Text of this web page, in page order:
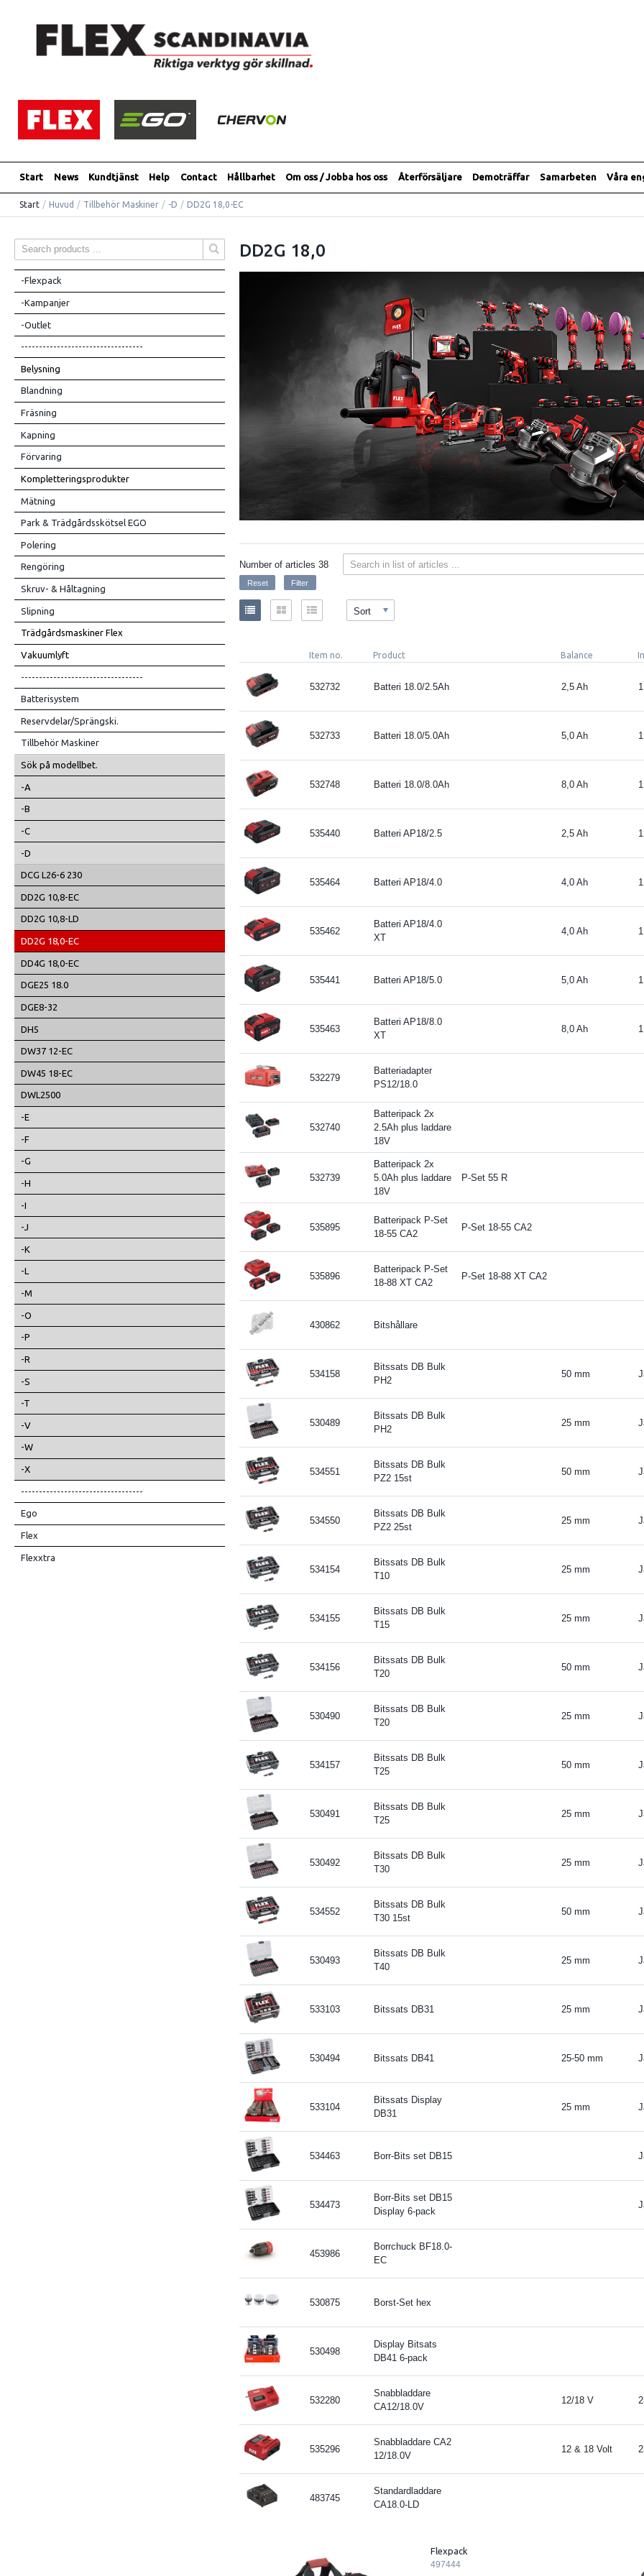
Start News Kundtjänst Help Contact Hållbarhet Om oss / Jobba hos oss Återförsäljare Demoträffar Samarbeten Våra
Start / Huvud / Tillbehör Maskiner / -D / DD2G 18,0-EC
-Flexpack
-Kampanjer
-Outlet
----------------------------------
Belysning
Blandning
Fräsning
Kapning
Förvaring
Kompletteringsprodukter
Mätning
Park & Trädgårdsskötsel EGO
Polering
Rengöring
Skruv- & Håltagning
Slipning
Trädgårdsmaskiner Flex
Vakuumlyft
----------------------------------
Batterisystem
Reservdelar/Sprängski.
Tillbehör Maskiner
Sök på modellbet.
-A
-B
-C
-D
DCG L26-6 230
DD2G 10,8-EC
DD2G 10,8-LD
DD2G 18,0-EC
DD4G 18,0-EC
DGE25 18.0
DGE8-32
DH5
DW37 12-EC
DW45 18-EC
DWL2500
-E
-F
-G
-H
-I
-J
-K
-L
-M
-O
-P
-R
-S
-T
-V
-W
-X
----------------------------------
Ego
Flex
Flexxtra
DD2G 18,0
Number of articles38
Sort
Item no. Product Balance
532732 Batteri 18.0/2.5Ah 2,5 Ah
532733 Batteri 18.0/5.0Ah 5,0 Ah
532748 Batteri 18.0/8.0Ah 8,0 Ah
535440 Batteri AP18/2.5 2,5 Ah
535464 Batteri AP18/4.0 4,0 Ah
535462
Batteri AP18/4.0
XT
4,0 Ah
535441 Batteri AP18/5.0 5,0 Ah
535463
Batteri AP18/8.0
XT
8,0 Ah
532279
Batteriadapter
PS12/18.0
532740
Batteripack 2x
2.5Ah plus laddare
18V
532739
Batteripack 2x
5.0Ah plus laddare
18V
P-Set 55 R
535895
Batteripack P-Set
18-55 CA2
P-Set 18-55 CA2
535896
Batteripack P-Set
18-88 XT CA2
P-Set 18-88 XT CA2
430862 Bitshållare
534158
Bitssats DB Bulk
PH2
50 mm
530489
Bitssats DB Bulk
PH2
25 mm
534551
Bitssats DB Bulk
PZ2 15st
50 mm
534550
Bitssats DB Bulk
PZ2 25st
25 mm
534154
Bitssats DB Bulk
T10
25 mm
534155
Bitssats DB Bulk
T15
25 mm
534156
Bitssats DB Bulk
T20
50 mm
530490
Bitssats DB Bulk
T20
25 mm
534157
Bitssats DB Bulk
T25
50 mm
530491
Bitssats DB Bulk
T25
25 mm
530492
Bitssats DB Bulk
T30
25 mm
534552
Bitssats DB Bulk
T30 15st
50 mm
530493
Bitssats DB Bulk
T40
25 mm
533103 Bitssats DB31 25 mm
530494 Bitssats DB41 25-50 mm
533104
Bitssats Display
DB31
25 mm
534463 Borr-Bits set DB15
534473
Borr-Bits set DB15
Display 6-pack
453986
Borrchuck BF18.0-
EC
530875 Borst-Set hex
530498
Display Bitsats
DB41 6-pack
532280
Snabbladdare
CA12/18.0V
12/18 V
535296
Snabbladdare CA2
12/18.0V
12 & 18 Volt
483745
Standardladdare
CA18.0-LD
Flexpack
497444